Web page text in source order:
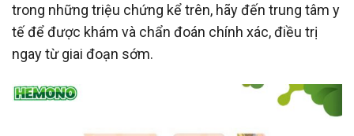
trong những triệu chứng kể trên, hãy đến trung tâm y
tế để được khám và chẩn đoán chính xác, điều trị
ngay từ giai đoạn sớm.